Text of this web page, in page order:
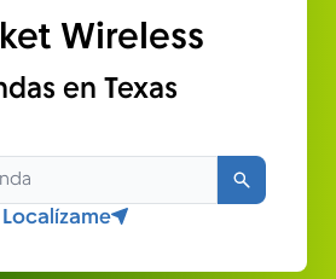
Wireless
en Texas
Búsqueda
Localízame